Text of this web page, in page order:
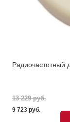
Радиочастотный
13 229 pуб.
9 723 pуб.